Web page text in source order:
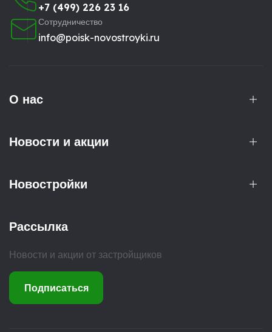
+7 (499) 226 23 16
Сотрудничество
info@poisk-novostroyki.ru
О нас
Новости и акции
Новостройки
Рассылка
Новости и акции от застройщиков
Подписаться